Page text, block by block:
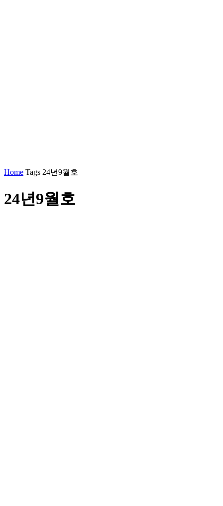
Home Tags 24년9월호
24년9월호